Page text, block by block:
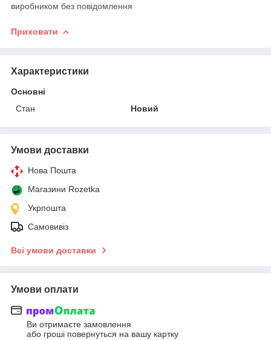
виробником без повідомлення
Приховати
Характеристики
Основні
Стан
Новий
Умови доставки
Нова Пошта
Магазини Rozetka
Укрпошта
Самовивіз
Всі умови доставки
Умови оплати
Ви отримаєте замовлення
або гроші повернуться на вашу картку